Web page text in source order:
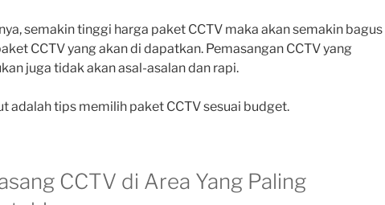
semakin tinggi harga paket CCTV maka akan semakin bagus
CCTV yang akan di dapatkan. Pemasangan CCTV yang
juga tidak akan asal-asalan dan rapi.
adalah tips memilih paket CCTV sesuai budget.
CCTV di Area Yang Paling